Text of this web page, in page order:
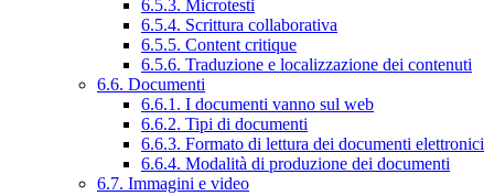
6.5.3. Microtesti
6.5.4. Scrittura collaborativa
6.5.5. Content critique
6.5.6. Traduzione e localizzazione dei contenuti
6.6. Documenti
6.6.1. I documenti vanno sul web
6.6.2. Tipi di documenti
6.6.3. Formato di lettura dei documenti elettronici
6.6.4. Modalità di produzione dei documenti
6.7. Immagini e video